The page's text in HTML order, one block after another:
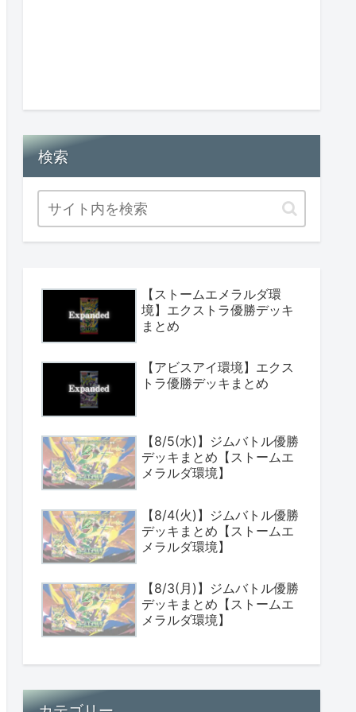
検索
【ストームエメラルダ環
境】エクストラ優勝デッキ
まとめ
【アビスアイ環境】エクス
トラ優勝デッキまとめ
【8/5(水)】ジムバトル優勝
デッキまとめ【ストームエ
メラルダ環境】
【8/4(火)】ジムバトル優勝
デッキまとめ【ストームエ
メラルダ環境】
【8/3(月)】ジムバトル優勝
デッキまとめ【ストームエ
メラルダ環境】